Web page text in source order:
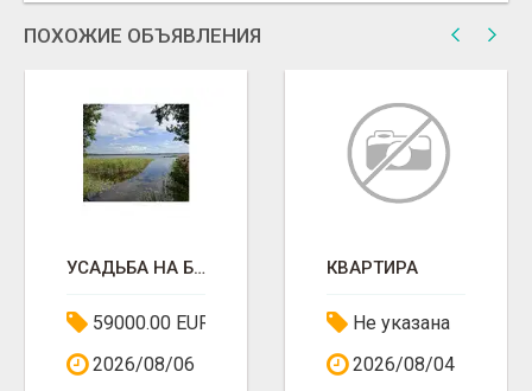
ПОХОЖИЕ ОБЪЯВЛЕНИЯ
УСАДЬБА НА БЕРЕГУ ОЗЕРА АПВАРДАЙ
59000.00 EUR
2026/08/06
КВАРТИРА
Не указана
2026/08/04